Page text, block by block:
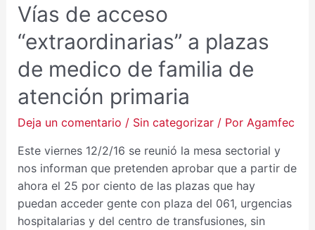
Vías de acceso
“extraordinarias” a plazas
de medico de familia de
atención primaria
Deja un comentario / Sin categorizar/ Por Agamfec
Este viernes 12/2/16 se reunió la mesa sectorial y
nos informan que pretenden aprobar que a partir de
ahora el 25 por ciento de las plazas que hay
puedan acceder gente con plaza del 061, urgencias
hospitalarias y del centro de transfusiones, sin
DE
ATENCIÓN
PRIMARIA